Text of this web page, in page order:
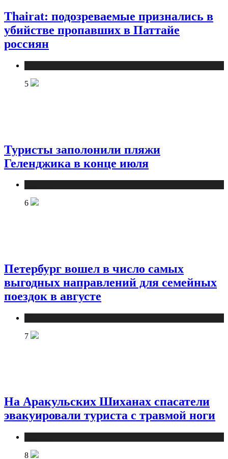
Thairat: подозреваемые признались в
убийстве пропавших в Паттайе
россиян
5
Туристы заполонили пляжи
Геленджика в конце июля
6
Петербург вошел в число самых
выгодных направлений для семейных
поездок в августе
7
На Аракульских Шиханах спасатели
эвакуировали туриста с травмой ноги
8